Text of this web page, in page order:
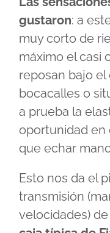
gustaron: a
muy corto de
máximo el casi
reposan bajo el
bocacalles o
a prueba la
oportunidad en
que echar
Esto nos da el
transmisión
velocidades)